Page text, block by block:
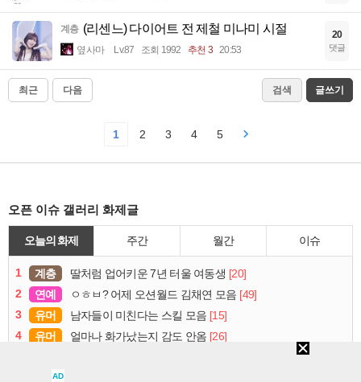
계층 (리센느) 다이어트 전 제철 미나미 시절
옆사마 Lv.87 조회 1992 추천 3 20:53
20
댓글
최근 다음 검색 글쓰기
1 2 3 4 5
오픈 이슈 갤러리 화제글
오늘의 화제 주간 월간 이슈
1 계층 딸처럼 업어키운 7년 터울 여동생 [20]
2
연예 ㅇㅎㅂ? 어제 오션월드 김채연 모음 [49]
3
유머 남자들이 미친다는 스킬 모음 [15]
4
유머 얼마나 화가났는지 감도 안옴 [26]
계층AD